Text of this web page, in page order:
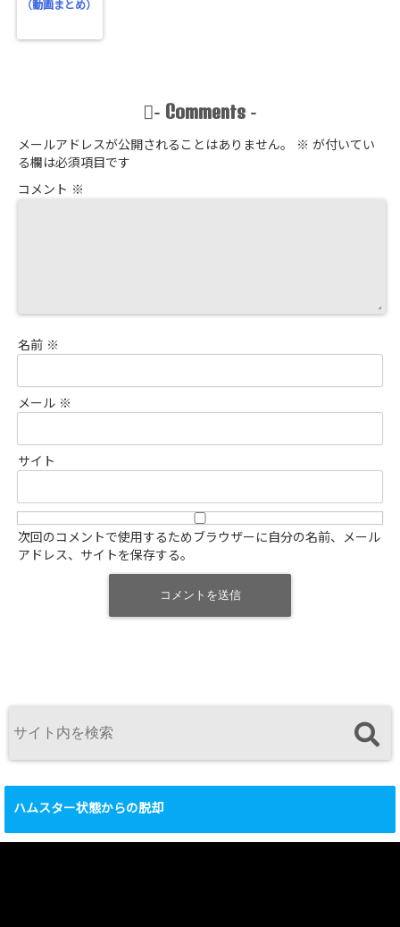
（動画まとめ）
- Comments -
メールアドレスが公開されることはありません。 ※ が付いてい
る欄は必須項目です
コメント ※
名前 ※
メール ※
サイト
次回のコメントで使用するためブラウザーに自分の名前、メール
アドレス、サイトを保存する。
ハムスター状態からの脱却